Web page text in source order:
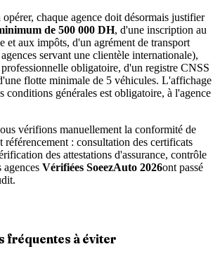
opérer, chaque agence doit désormais justifier
de 500 000 DH, d'une inscription au
et aux impôts, d'un agrément de transport
servant une clientèle internationale),
obligatoire, d'un registre CNSS
flotte minimale de 5 véhicules. L'affichage
conditions générales est obligatoire, à l'agence
vérifions manuellement la conformité de
référencement : consultation des certificats
des attestations d'assurance, contrôle
Vérifiées SoeezAuto 2026ont passé
fréquentes à éviter